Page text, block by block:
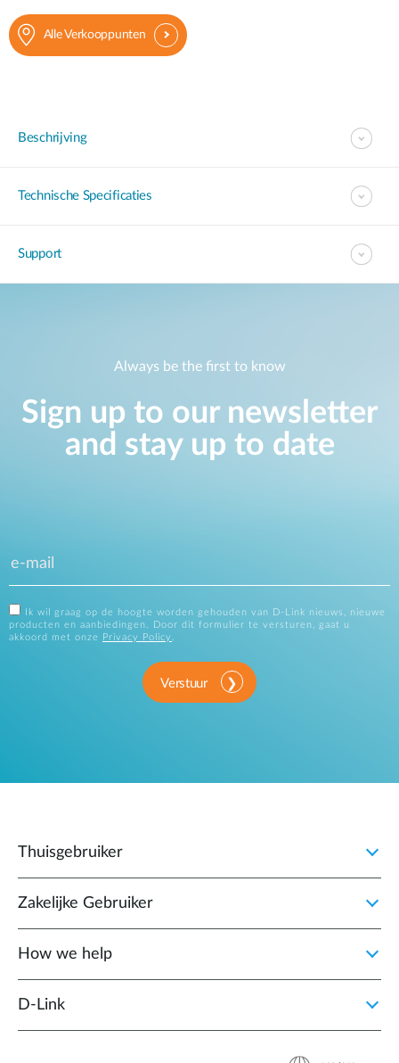
Alle Verkooppunten
Beschrijving
Technische Specificaties
Support
Always be the first to know
Sign up to our newsletter
and stay up to date
Ik wil graag op de hoogte worden gehouden van D-Link nieuws, nieuwe
producten en aanbiedingen. Door dit formulier te versturen, gaat u
akkoord met onze
Privacy Policy .
Verstuur
Thuisgebruiker
Zakelijke Gebruiker
How we help
D‑Link